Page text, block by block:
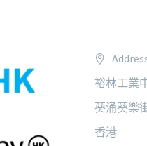
裕林工業
葵涌葵樂
香港